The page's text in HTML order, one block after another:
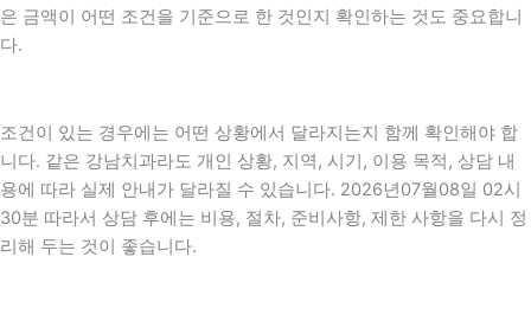
은 금액이 어떤 조건을 기준으로 한 것인지 확인하는 것도 중요합니
다.
조건이 있는 경우에는 어떤 상황에서 달라지는지 함께 확인해야 합
니다. 같은 강남치과라도 개인 상황, 지역, 시기, 이용 목적, 상담 내
용에 따라 실제 안내가 달라질 수 있습니다. 2026년07월08일 02시
30분 따라서 상담 후에는 비용, 절차, 준비사항, 제한 사항을 다시 정
리해 두는 것이 좋습니다.